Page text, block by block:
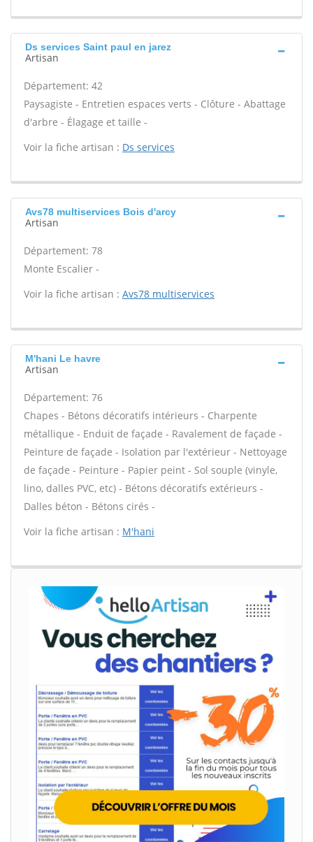
Ds services Saint paul en jarez
Artisan
Département: 42
Paysagiste - Entretien espaces verts - Clôture - Abattage
d'arbre - Élagage et taille -
Voir la fiche artisan : Ds services
Avs78 multiservices Bois d'arcy
Artisan
Département: 78
Monte Escalier -
Voir la fiche artisan : Avs78 multiservices
M'hani Le havre
Artisan
Département: 76
Chapes - Bétons décoratifs intérieurs - Charpente
métallique - Enduit de façade - Ravalement de façade -
Peinture de façade - Isolation par l'extérieur - Nettoyage
de façade - Peinture - Papier peint - Sol souple (vinyle,
lino, dalles PVC, etc) - Bétons décoratifs extérieurs -
Dalles béton - Bétons cirés -
Voir la fiche artisan : M'hani